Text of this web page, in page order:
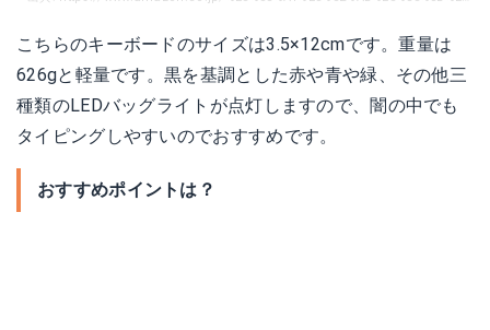
こちらのキーボードのサイズは3.5×12cmです。重量は
626gと軽量です。黒を基調とした赤や青や緑、その他三
種類のLEDバッグライトが点灯しますので、闇の中でも
タイピングしやすいのでおすすめです。
おすすめポイントは？